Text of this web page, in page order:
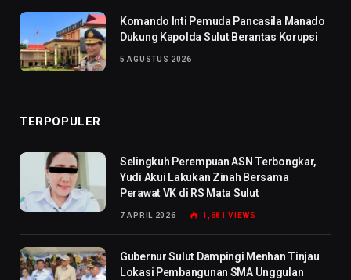
Komando Inti Pemuda Pancasila Manado
Dukung Kapolda Sulut Berantas Korupsi
5 AGUSTUS 2026
TERPOPULER
Selingkuh Perempuan ASN Terbongkar,
Yudi Akui Lakukan Zinah Bersama
Perawat VK di RS Mata Sulut
7 APRIL 2026 1,681VIEWS
Gubernur Sulut Dampingi Menhan Tinjau
Lokasi Pembangunan SMA Unggulan